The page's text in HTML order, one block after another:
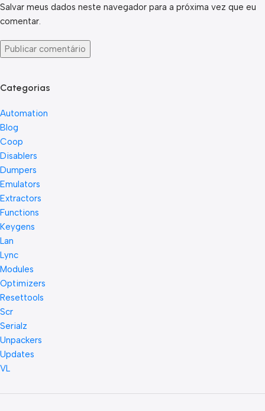
Salvar meus dados neste navegador para a próxima vez que eu
comentar.
Categorias
Automation
Blog
Coop
Disablers
Dumpers
Emulators
Extractors
Functions
Keygens
Lan
Lync
Modules
Optimizers
Resettools
Scr
Serialz
Unpackers
Updates
VL